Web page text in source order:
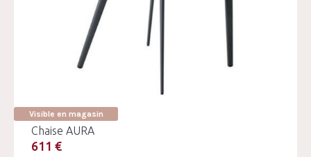
Visible en magasin
Chaise AURA
611 €